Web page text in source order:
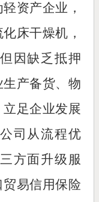
资产企业，
床干燥机，
因缺乏抵押
产备货、物
足企业发展
司从流程优
方面升级服
易信用保险